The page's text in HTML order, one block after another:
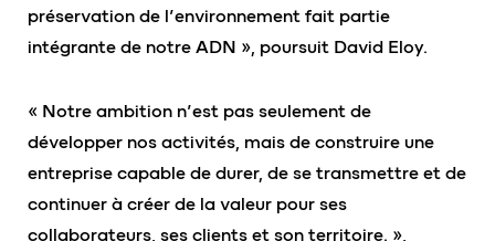
préservation de l’environnement fait partie
intégrante de notre ADN », poursuit David Eloy.
« Notre ambition n’est pas seulement de
développer nos activités, mais de construire une
entreprise capable de durer, de se transmettre et de
continuer à créer de la valeur pour ses
collaborateurs, ses clients et son territoire. »,